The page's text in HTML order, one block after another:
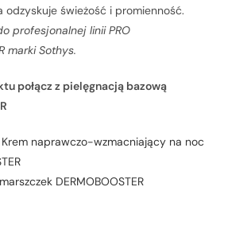
odzyskuje świeżość i promienność.
profesjonalnej linii PRO
marki Sothys.
połącz z pielęgnacją bazową
Krem naprawczo-wzmacniający na noc
DERMOBOOSTER